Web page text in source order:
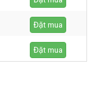
Đặt mua
Đặt mua